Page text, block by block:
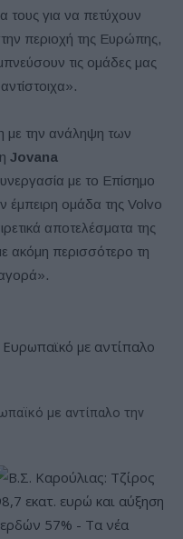
τους για να πετύχουν
περιοχή της Ευρώπης,
τις ομάδες μας
με την ανάληψη των
Jovana
με το Επίσημο
έμπειρη ομάδα της Volvo
αποτελέσματα της
ακόμη περισσότερο τη
αγορά».
με αντίπαλο την